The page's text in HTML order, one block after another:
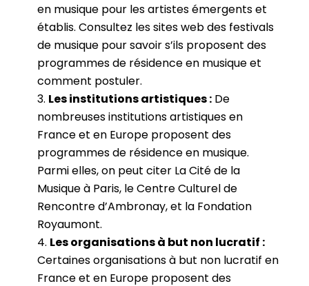
en musique pour les artistes émergents et
établis. Consultez les sites web des festivals
de musique pour savoir s’ils proposent des
programmes de résidence en musique et
comment postuler.
Les institutions artistiques :De
nombreuses institutions artistiques en
France et en Europe proposent des
programmes de résidence en musique.
Parmi elles, on peut citer La Cité de la
Musique à Paris, le Centre Culturel de
Rencontre d’Ambronay, et la Fondation
Royaumont.
Les organisations à but non lucratif :
Certaines organisations à but non lucratif en
France et en Europe proposent des